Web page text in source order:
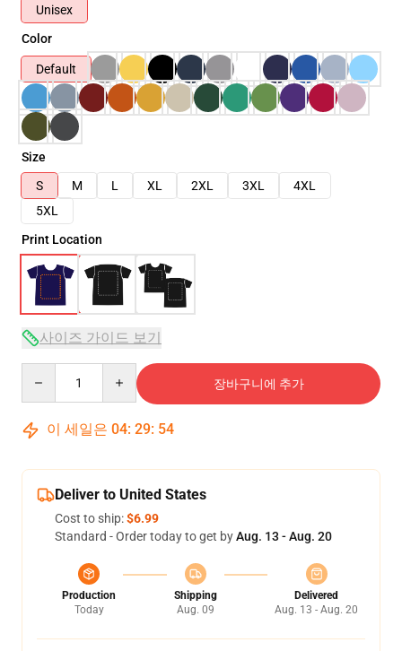
Unisex
Color
Default
Size
S
M L XL 2XL 3XL
4XL
5XL
Print Location
사이즈 가이드 보기
장바구니에 추가
이 세일은 04: 29: 54
Deliver to United States
Cost to ship:$6.99
Standard - Order today to get byAug. 13 - Aug. 20
Production
Today
Shipping
Aug. 09
Delivered
Aug. 13 - Aug. 20